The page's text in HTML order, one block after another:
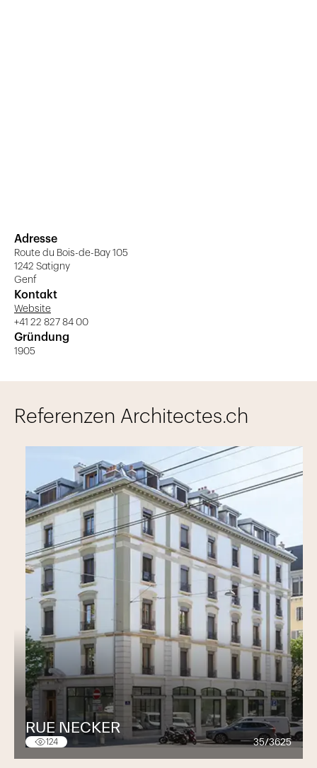
Adresse
Route du Bois-de-Bay 105
1242 Satigny
Genf
Kontakt
Website
+41 22 827 84 00
Gründung
1905
Referenzen Architectes.ch
RUE NECKER
124 35/3625